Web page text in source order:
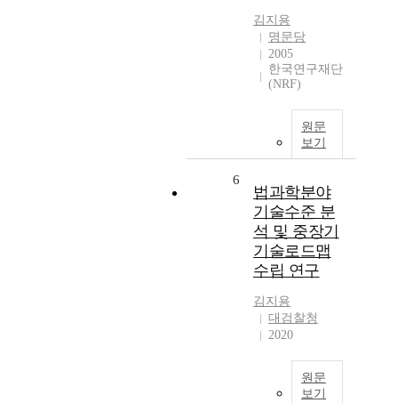
김지용
명문당
2005
한국연구재단
(NRF)
원문
보기
6
법과학분야
기술수준 분
석 및 중장기
기술로드맵
수립 연구
김지용
대검찰청
2020
원문
보기